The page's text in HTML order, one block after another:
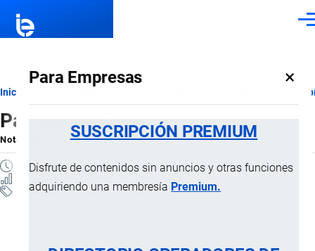
Para Empresas ×
SUSCRIPCIÓN PREMIUM
Disfrute de contenidos sin anuncios y otras funciones
adquiriendo una membresía Premium.
Ruta
de
navegación
Inicio
Partida 28.17
Nota ExplicativaporImportaciones …, 18 Julio, 2024
2 MINUTOS
Notas Explicativas